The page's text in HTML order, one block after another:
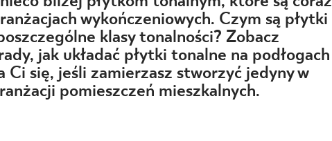
44 736 42 31
FOLLOW US
wykończeniowych. Czym są płytki
klasy tonalności? Zobacz
jak układać płytki tonalne na podłogach
Ci się, jeśli zamierzasz stworzyć jedyny w
pomieszczeń mieszkalnych.